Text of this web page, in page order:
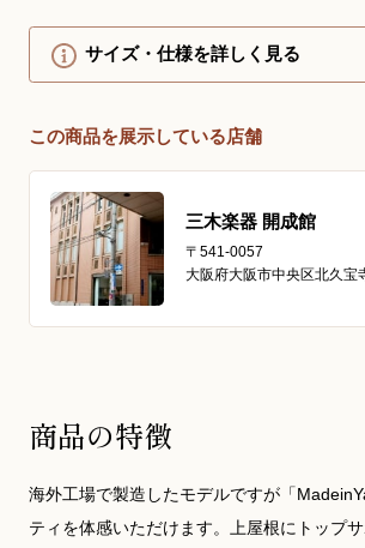
サイズ・仕様を詳しく見る
この商品を展示している店舗
三木楽器 開成館
〒541-0057
大阪府大阪市中央区北久宝
商品の特徴
海外工場で製造したモデルですが「
ティを体感いただけます。上屋根にトップ